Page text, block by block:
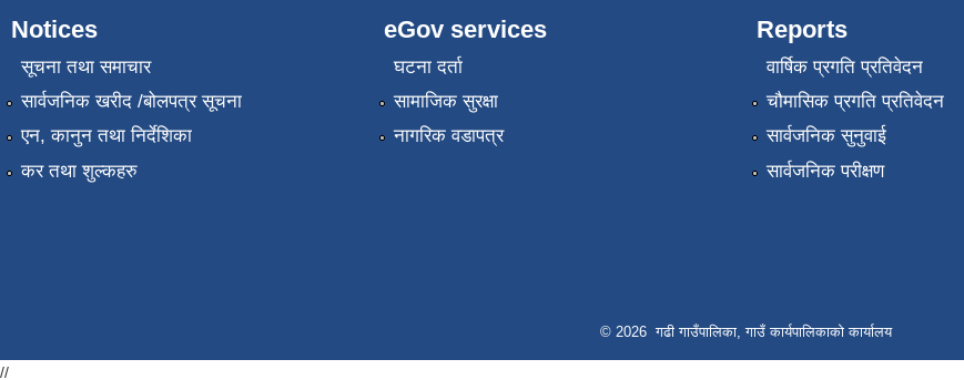
Notices
सूचना तथा समाचार
सार्वजनिक खरीद /बोलपत्र सूचना
एन, कानुन तथा निर्देशिका
कर तथा शुल्कहरु
eGov services
घटना दर्ता
सामाजिक सुरक्षा
नागरिक वडापत्र
Reports
वार्षिक प्रगति प्रतिवेदन
चौमासिक प्रगति प्रतिवेदन
सार्वजनिक सुनुवाई
सार्वजनिक परीक्षण
© 2026 गढी गाउँपालिका, गाउँ कार्यपालिकाको कार्यालय
//